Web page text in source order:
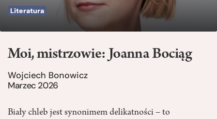
Literatura
Moi, mistrzowie: Joanna Bociąg
Wojciech Bonowicz
Marzec 2026
Biały chleb jest synonimem delikatności – to